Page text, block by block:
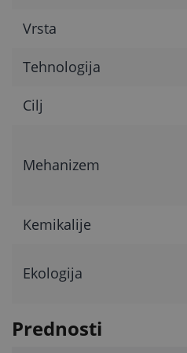
Vrsta
Tehnologija
Cilj
Mehanizem
Kemikalije
Ekologija
Prednosti